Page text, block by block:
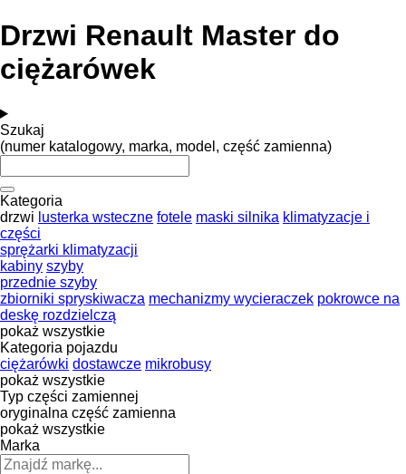
Drzwi Renault Master do
ciężarówek
Szukaj
(numer katalogowy, marka, model, część zamienna)
Kategoria
drzwi lusterka wsteczne fotele maski silnika klimatyzacje i
części
sprężarki klimatyzacji
kabiny szyby
przednie szyby
zbiorniki spryskiwacza mechanizmy wycieraczek pokrowce na
deskę rozdzielczą
pokaż wszystkie
Kategoria pojazdu
ciężarówki dostawcze mikrobusy
pokaż wszystkie
Typ części zamiennej
oryginalna część zamienna
pokaż wszystkie
Marka